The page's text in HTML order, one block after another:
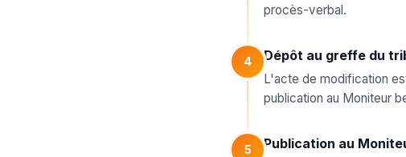
procès-verbal.
4 Dépôt au greffe du
L'acte de modification
publication au Moniteur
5 Publication au